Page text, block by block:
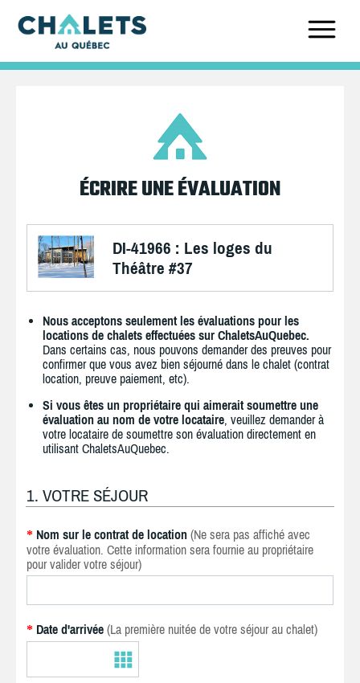
ÉCRIRE UNE ÉVALUATION
DI-41966 : Les loges du
Théâtre #37
Nous acceptons seulement les évaluations pour les
locations de chalets effectuées sur ChaletsAuQuebec.
Dans certains cas, nous pouvons demander des preuves pour
confirmer que vous avez bien séjourné dans le chalet (contrat
location, preuve paiement, etc).
Si vous êtes un propriétaire qui aimerait soumettre une
évaluation au nom de votre locataire, veuillez demander à
votre locataire de soumettre son évaluation directement en
utilisant ChaletsAuQuebec.
1. VOTRE SÉJOUR
* Nom sur le contrat de location (Ne sera pas affiché avec
votre évaluation. Cette information sera fournie au propriétaire
pour valider votre séjour)
* Date d'arrivée (La première nuitée de votre séjour au chalet)